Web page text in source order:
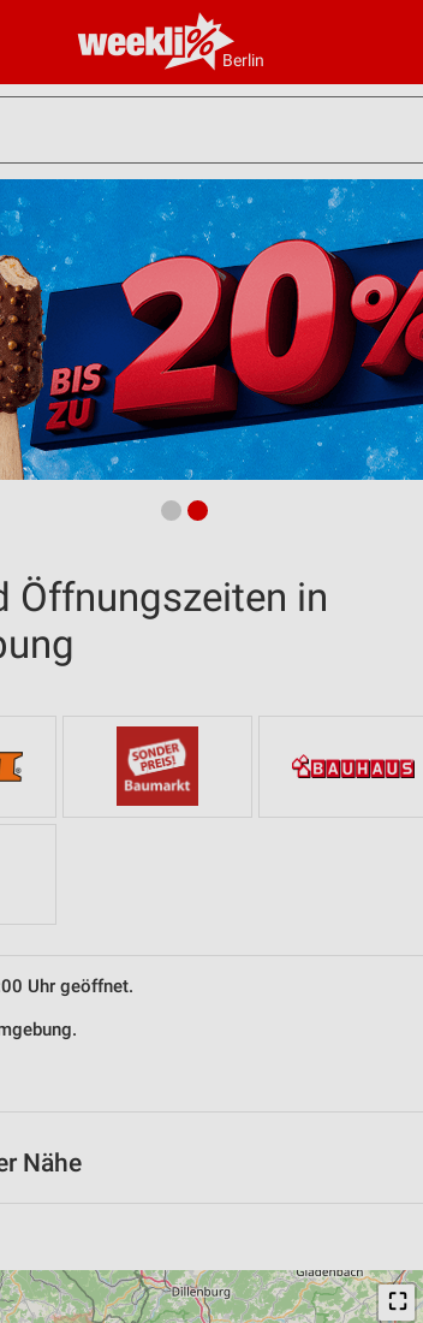
Berlin
Öffnungszeiten in
Uhr geöffnet.
Nähe
⛶